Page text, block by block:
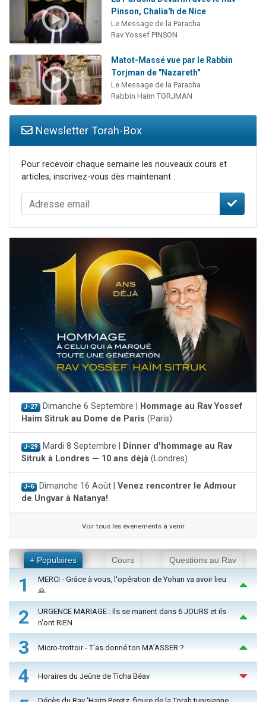
Pinson, Chalia'h de Nice
Le Message de la Paracha
Rav Yossef PINSON
Matot-Massé vue par le Rabbin
Torjman de "Nazareth"
Le Message de la Paracha
Rabbin Haim TORJMAN
Newsletter Torah-Box
Pour recevoir chaque semaine les nouveaux cours et
articles, inscrivez-vous dès maintenant :
J-27 Dimanche 6 Septembre |
Hommage au Rav Yossef
Haim Sitruk au Dome de Paris (Paris)
J-29 Mardi 8 Septembre |
Dinner d'hommage au Rav
Sitruk à Londres — 10 ans déjà (Londres)
J-6 Dimanche 16 Août | Venez rencontrer le Admour
de Ungvar à Natanya!
Voir tous les événements à venir
+ Populaires Cours Questions au Rav
1
MERCI - Grâce à vous, l'opération de Yohan va avoir lieu
🙏
2
URGENCE MARIAGE : Ils se marient dans 6 JOURS et ils
n'ont RIEN
3 Micro-trottoir - T'as donné ton MA’ASSER ?
4 Horaires du Jeûne de Ticha Béav